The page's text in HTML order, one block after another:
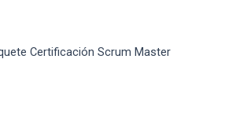
Certificación Scrum Master